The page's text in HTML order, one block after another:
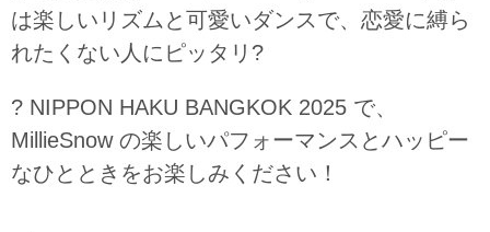
は楽しいリズムと可愛いダンスで、恋愛に縛ら
れたくない人にピッタリ?
? NIPPON HAKU BANGKOK 2025 で、
MillieSnow の楽しいパフォーマンスとハッピー
なひとときをお楽しみください！